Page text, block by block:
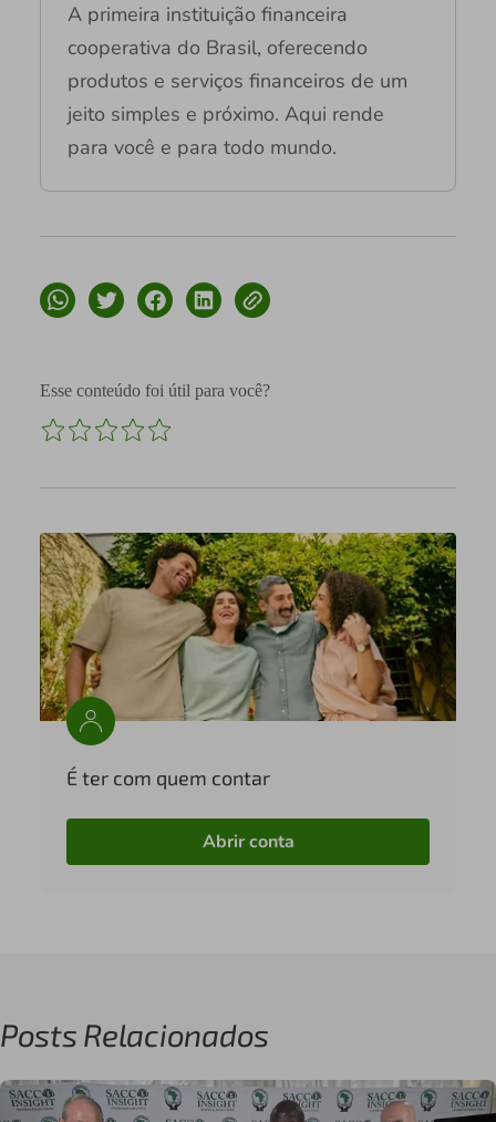
A primeira instituição financeira
cooperativa do Brasil, oferecendo
produtos e serviços financeiros de um
jeito simples e próximo. Aqui rende
para você e para todo mundo.
Esse conteúdo foi útil para você?
É ter com quem contar
Abrir conta
Posts Relacionados